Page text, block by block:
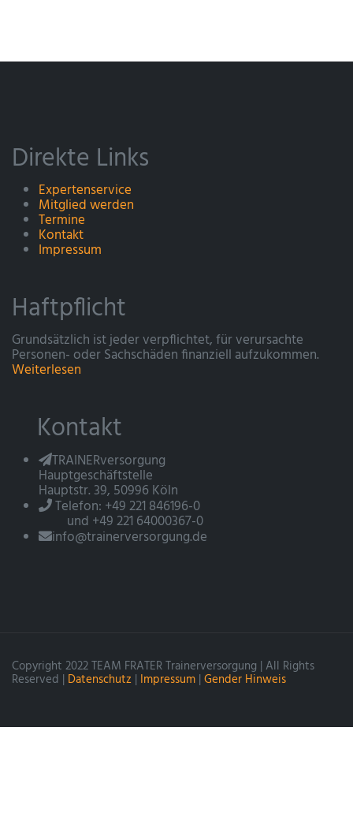
Direkte Links
Expertenservice
Mitglied werden
Termine
Kontakt
Impressum
Haftpflicht
Grundsätzlich ist jeder verpflichtet, für verursachte
Personen- oder Sachschäden finanziell aufzukommen.
Weiterlesen
Kontakt
TRAINERversorgung
Hauptgeschäftstelle
Hauptstr. 39, 50996 Köln
Telefon: +49 221 846196-0
und +49 221 64000367-0
info@trainerversorgung.de
Copyright 2022 TEAM FRATER Trainerversorgung | All Rights
Reserved | Datenschutz | Impressum | Gender Hinweis